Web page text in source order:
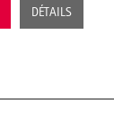
DÉTAILS